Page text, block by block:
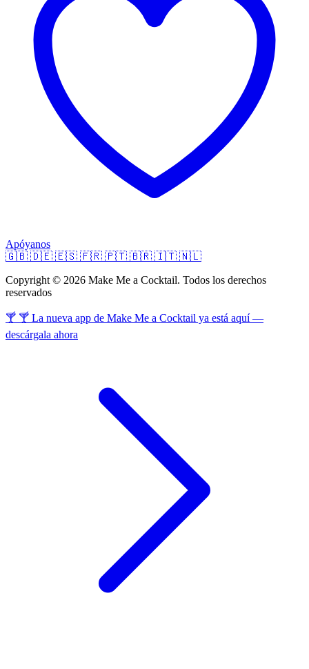
Apóyanos
🇬🇧 🇩🇪 🇪🇸 🇫🇷 🇵🇹 🇧🇷 🇮🇹 🇳🇱
Copyright © 2026 Make Me a Cocktail. Todos los derechos
reservados
🍸 🍸 La nueva app de Make Me a Cocktail ya está aquí —
descárgala ahora